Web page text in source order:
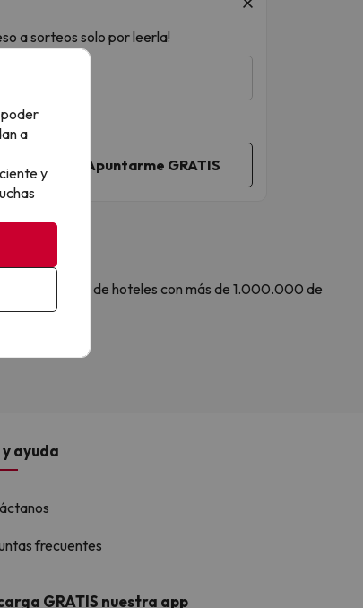
a sorteos solo por leerla!
el buscador de hoteles con más de 1.000.000 de
ayuda
frecuentes
GRATIS nuestra app
a
y